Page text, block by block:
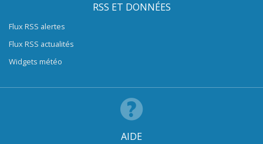
RSS ET DONNÉES
Flux RSS alertes
Flux RSS actualités
Widgets météo
AIDE